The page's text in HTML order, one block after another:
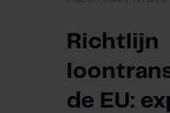
Richtlijn
de EU: